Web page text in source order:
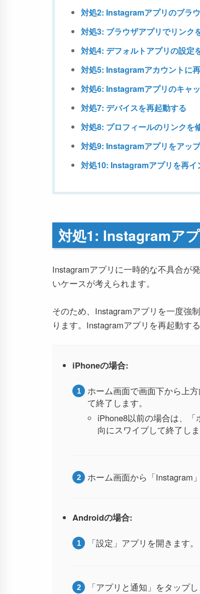
対処2: Instagramアプリのブラ
対処3: ブラウザアプリでリンク
対処4: デフォルトアプリの設定
対処5: Instagramアカウントに
対処6: Instagramアプリのキャ
対処7: デバイスを再起動する
対処8: プロフィールのリンクを
対処9: Instagramアプリをアッ
対処10: Instagramアプリを再イ
対処1: Instagramア
Instagramアプリに一時的な不具合が
いケースが考えられます。
そのため、Instagramアプリを一度強
ります。Instagramアプリを再起動す
iPhoneの場合:
ホーム画面で画面下から上
て終了します。
iPhone8以前の場合は、
向にスワイプして終了しま
ホーム画面から「Instagram
Androidの場合:
「設定」アプリを開きます。
「アプリと通知」をタップし